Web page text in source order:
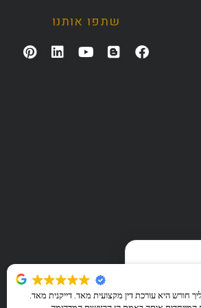
שתפו אותנו
חורש היא עורכת דין מקצועית מאד. דייקנית מאד.